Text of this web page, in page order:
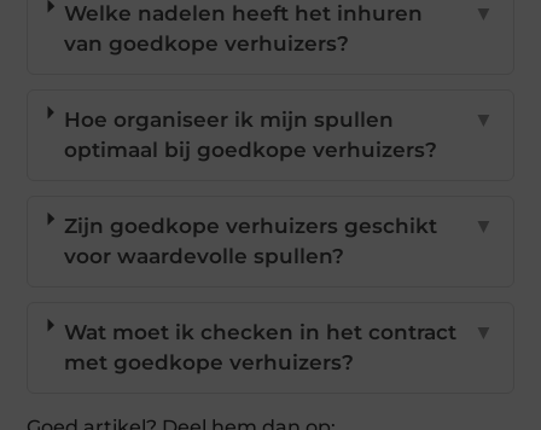
Welke nadelen heeft het inhuren
van goedkope verhuizers?
▼
Hoe organiseer ik mijn spullen
optimaal bij goedkope verhuizers?
▼
Zijn goedkope verhuizers geschikt
voor waardevolle spullen?
▼
Wat moet ik checken in het contract
met goedkope verhuizers?
▼